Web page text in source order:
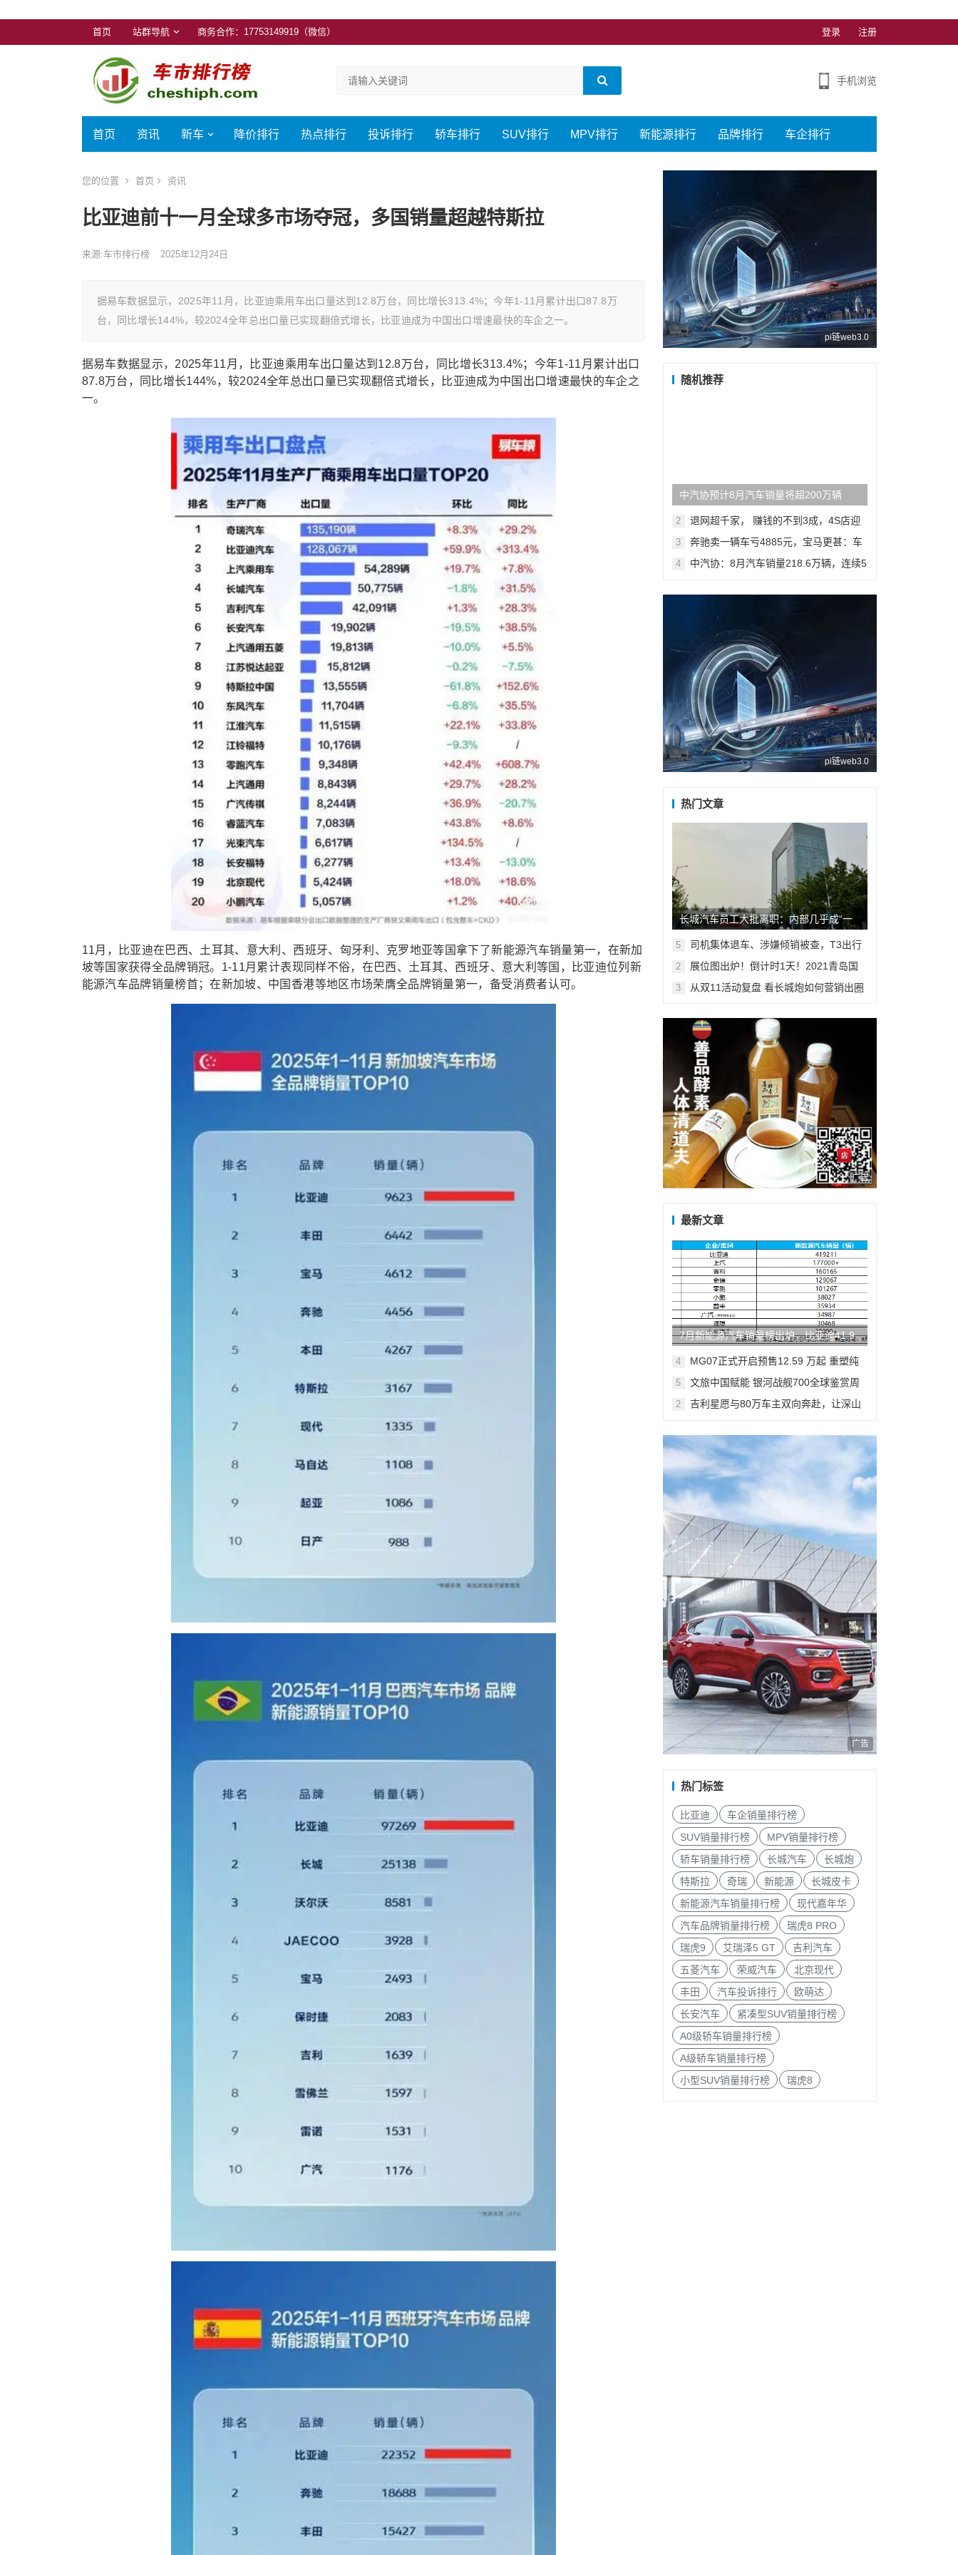
首页 站群导航 商务合作：17753149919（微信） 登录 注册
手机浏览
首页 资讯 新车 降价排行 热点排行 投诉排行 轿车排行 SUV排行 MPV排行 新能源排行 品牌排行 车企排行
您的位置 首页 资讯
比亚迪前十一月全球多市场夺冠，多国销量超越特斯拉
来源:车市排行榜 2025年12月24日
据易车数据显示，2025年11月，比亚迪乘用车出口量达到12.8万台，同比增长313.4%；今年1-11月累计出口87.8万
台，同比增长144%，较2024全年总出口量已实现翻倍式增长，比亚迪成为中国出口增速最快的车企之一。
据易车数据显示，2025年11月，比亚迪乘用车出口量达到12.8万台，同比增长313.4%；今年1-11月累计出口
87.8万台，同比增长144%，较2024全年总出口量已实现翻倍式增长，比亚迪成为中国出口增速最快的车企之
一。
11月，比亚迪在巴西、土耳其、意大利、西班牙、匈牙利、克罗地亚等国拿下了新能源汽车销量第一，在新加
坡等国家获得全品牌销冠。1-11月累计表现同样不俗，在巴西、土耳其、西班牙、意大利等国，比亚迪位列新
能源汽车品牌销量榜首；在新加坡、中国香港等地区市场荣膺全品牌销量第一，备受消费者认可。
pi链web3.0
随机推荐
中汽协预计8月汽车销量将超200万辆
2
退网超千家， 赚钱的不到3成，4S店迎
3
奔驰卖一辆车亏4885元，宝马更甚：车
4
中汽协：8月汽车销量218.6万辆，连续5
pi链web3.0
热门文章
长城汽车员工大批离职：内部几乎成“一
言堂”，谁受得了层层汇报挨骂
5
司机集体退车、涉嫌倾销被查，T3出行
2
展位图出炉！倒计时1天！2021青岛国
3 从双11活动复盘 看长城炮如何营销出圈
广告
最新文章
7月新能源汽车销量榜出炉，比亚迪41.9
万辆稳居榜首
4
MG07正式开启预售12.59 万起 重塑纯
5
文旅中国赋能 银河战舰700全球鉴赏周
2
吉利星愿与80万车主双向奔赴，让深山
广告
热门标签
比亚迪
车企销量排行榜
SUV销量排行榜
MPV销量排行榜
轿车销量排行榜
长城汽车
长城炮
特斯拉
奇瑞 新能源
长城皮卡
新能源汽车销量排行榜
现代嘉年华
汽车品牌销量排行榜
瑞虎8 PRO
瑞虎9
艾瑞泽5 GT
吉利汽车
五菱汽车
荣威汽车
北京现代
丰田
汽车投诉排行
欧萌达
长安汽车
紧凑型SUV销量排行榜
A0级轿车销量排行榜
A级轿车销量排行榜
小型SUV销量排行榜
瑞虎8